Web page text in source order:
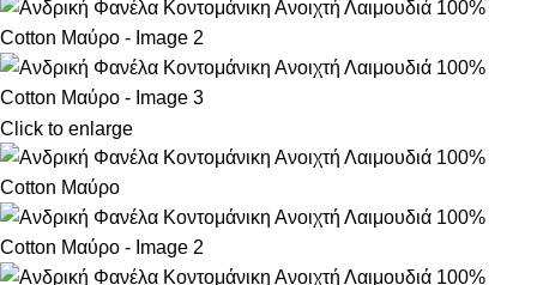
Click to enlarge